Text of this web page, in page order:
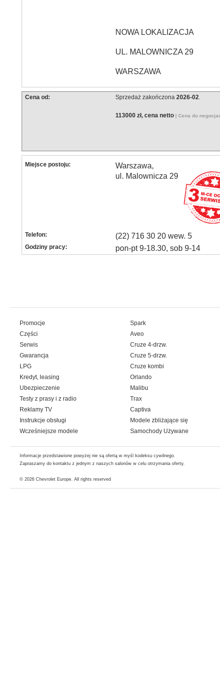
NOWA LOKALIZACJA
UL. MALOWNICZA 29
WARSZAWA
Cena od: Sprzedaż zakończona 2026-02.
113000 zł, cena netto | Cena do
Miejsce postoju:
Warszawa,
ul. Malownicza 29
Telefon: (22) 716 30 20 wew. 5
Godziny pracy: pon-pt 9-18.30, sob 9-14
Promocje
Części
Serwis
Gwarancja
LPG
Kredyt, leasing
Ubezpieczenie
Testy z prasy i z radio
Reklamy TV
Instrukcje obsługi
Wcześniejsze modele
Spark
Aveo
Cruze 4-drzw.
Cruze 5-drzw.
Cruze kombi
Orlando
Malibu
Trax
Captiva
Modele zbliżające się
Samochody Używane
Informacje przedstawione powyżej nie są ofertą w myśl kodeksu cywilnego.
Zapraszamy do kontaktu z jednym z naszych salonów w celu otrzymania oferty.
© 2026 Chevrolet Europe. All rights reserved